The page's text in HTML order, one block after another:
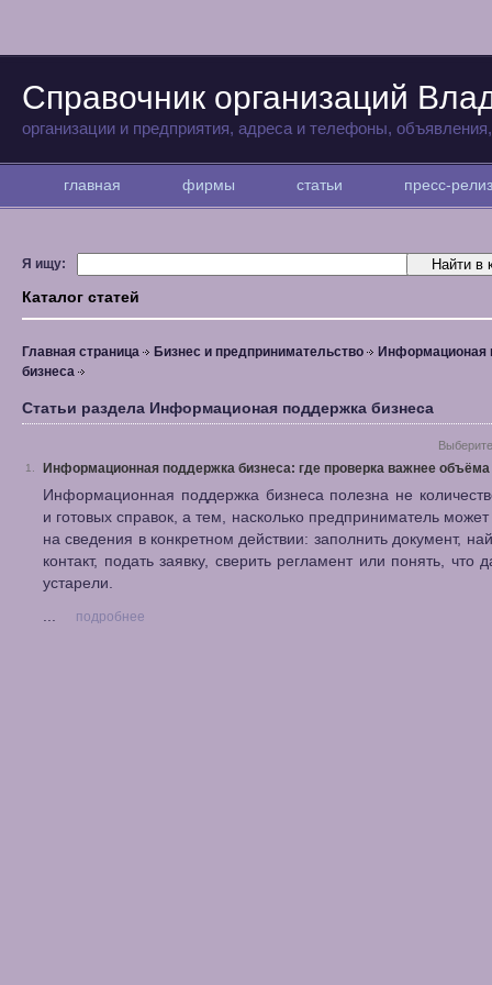
Справочник организаций
организации и предприятия, адреса и телефоны,
главная фирмы статьи пресс-
Я ищу:
Каталог статей
Главная страница Бизнес и предпринимательство
Информационая
бизнеса
Статьи раздела Информационая поддержка бизнеса
1. Информационная поддержка бизнеса: где проверка важнее объёма
Информационная поддержка бизнеса полезна не
и готовых справок, а тем, насколько предприниматель может
на сведения в конкретном действии: заполнить документ,
контакт, подать заявку, сверить регламент или понять, что
устарели.
...
подробнее